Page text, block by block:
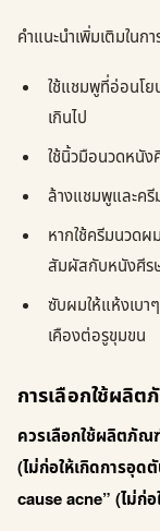
คำแนะนำเพิ่มเติมในก
ใช้แชมพูที่อ่อนโ
เกินไป
ใช้นิ้วมือนวดหนัง
ล้างแชมพูและครี
หากใช้ครีมนวดผ
สัมผัสกับหนังศีร
ซับผมให้แห้งเบา
เคืองต่อรูขุมขน
การเลือกใช้ผลิ
ควรเลือกใช้ผลิตภัณ
(ไม่ก่อให้เกิดการอุด
cause acne” (ไม่ก่อ